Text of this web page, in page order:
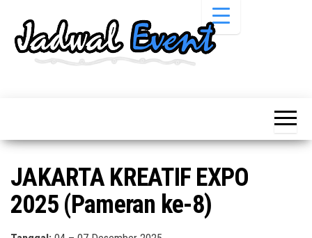
Pameran,
Acara &
Promo
Terbaru
Pameran,
Bazaar,
Workshop,
Job Fair,
Lomba dll.
JAKARTA KREATIF EXPO
2025 (Pameran ke-8)